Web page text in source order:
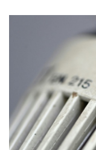
UEFA hält an
Jemen: 38
Mindestens zwei
Damaskus
Real Madrid
Schwimm-EM:
Syrische